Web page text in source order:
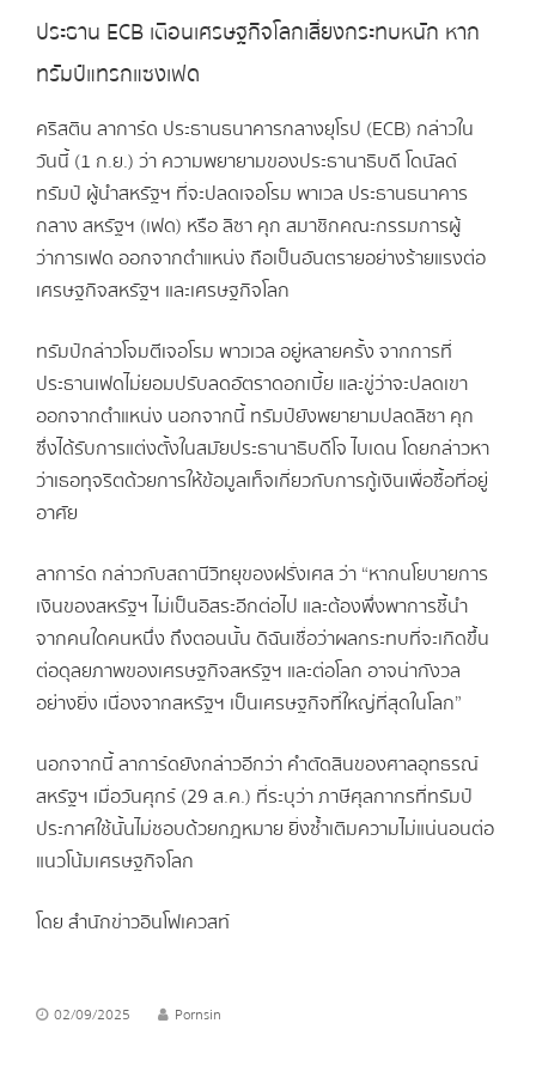
ประธาน ECB เตือนเศรษฐกิจโลกเสี่ยงกระทบหนัก หาก
ทรัมป์แทรกแซงเฟด
คริสติน ลาการ์ด ประธานธนาคารกลางยุโรป (ECB) กล่าวใน
วันนี้ (1 ก.ย.) ว่า ความพยายามของประธานาธิบดี โดนัลด์
ทรัมป์ ผู้นำสหรัฐฯ ที่จะปลดเจอโรม พาเวล ประธานธนาคาร
กลาง สหรัฐฯ (เฟด) หรือ ลิซา คุก สมาชิกคณะกรรมการผู้
ว่าการเฟด ออกจากตำแหน่ง ถือเป็นอันตรายอย่างร้ายแรงต่อ
เศรษฐกิจสหรัฐฯ และเศรษฐกิจโลก
ทรัมป์กล่าวโจมตีเจอโรม พาวเวล อยู่หลายครั้ง จากการที่
ประธานเฟดไม่ยอมปรับลดอัตราดอกเบี้ย และขู่ว่าจะปลดเขา
ออกจากตำแหน่ง นอกจากนี้ ทรัมป์ยังพยายามปลดลิซา คุก
ซึ่งได้รับการแต่งตั้งในสมัยประธานาธิบดีโจ ไบเดน โดยกล่าวหา
ว่าเธอทุจริตด้วยการให้ข้อมูลเท็จเกี่ยวกับการกู้เงินเพื่อซื้อที่อยู่
อาศัย
ลาการ์ด กล่าวกับสถานีวิทยุของฝรั่งเศส ว่า “หากนโยบายการ
เงินของสหรัฐฯ ไม่เป็นอิสระอีกต่อไป และต้องพึ่งพาการชี้นำ
จากคนใดคนหนึ่ง ถึงตอนนั้น ดิฉันเชื่อว่าผลกระทบที่จะเกิดขึ้น
ต่อดุลยภาพของเศรษฐกิจสหรัฐฯ และต่อโลก อาจน่ากังวล
อย่างยิ่ง เนื่องจากสหรัฐฯ เป็นเศรษฐกิจที่ใหญ่ที่สุดในโลก”
นอกจากนี้ ลาการ์ดยังกล่าวอีกว่า คำตัดสินของศาลอุทธรณ์
สหรัฐฯ เมื่อวันศุกร์ (29 ส.ค.) ที่ระบุว่า ภาษีศุลกากรที่ทรัมป์
ประกาศใช้นั้นไม่ชอบด้วยกฎหมาย ยิ่งซ้ำเติมความไม่แน่นอนต่อ
แนวโน้มเศรษฐกิจโลก
โดย สำนักข่าวอินโฟเควสท์
02/09/2025 Pornsin